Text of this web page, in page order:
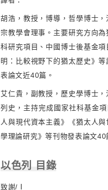
胡浩，教授，博導，哲學博士
宗教學會理事。主要研究方向
科研究項目、中國博士後基金
明：比較視野下的猶太歷史》
表論文近40篇。
艾仁貴，副教授，歷史學博士
列史，主持完成國家社科基金
人與現代資本主義》《猶太人
學理論研究》等刊物發表論文40
以色列 目錄
致謝/Ⅰ